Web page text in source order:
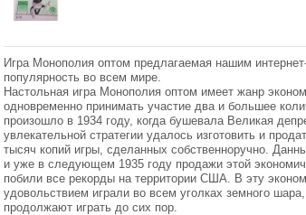
Игра Монополия оптом предлагаемая нашим
популярность во всем мире.
Настольная игра Монополия оптом имеет жанр
одновременно принимать участие два и большее
произошло в 1934 году, когда бушевала Великая
увлекательной стратегии удалось изготовить и
тысяч копий игры, сделанных собственноручно.
и уже в следующем 1935 году продажи этой
побили все рекорды на территории США. В эту
удовольствием играли во всем уголках земного
продолжают играть до сих пор.